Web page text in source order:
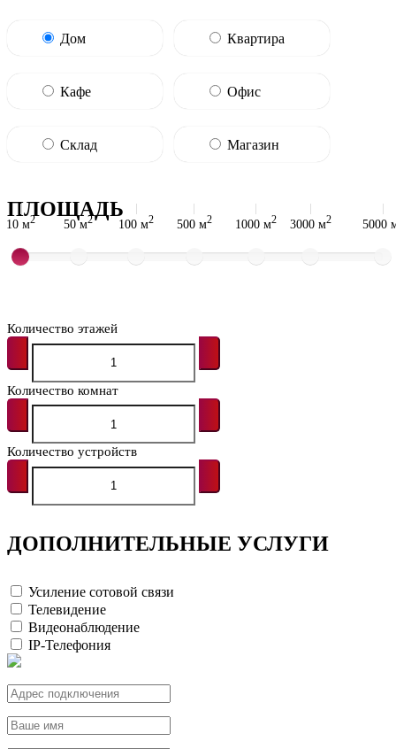
Дом Квартира
Кафе Офис
Склад Магазин
ПЛОЩАДЬ
10 м2 50 м2 100 м2 500 м2 1000 м2 3000 м2 5000
Количество этажей
Количество комнат
Количество устройств
ДОПОЛНИТЕЛЬНЫЕ УСЛУГИ
Усиление сотовой связи
Телевидение
Видеонаблюдение
IP-Телефония